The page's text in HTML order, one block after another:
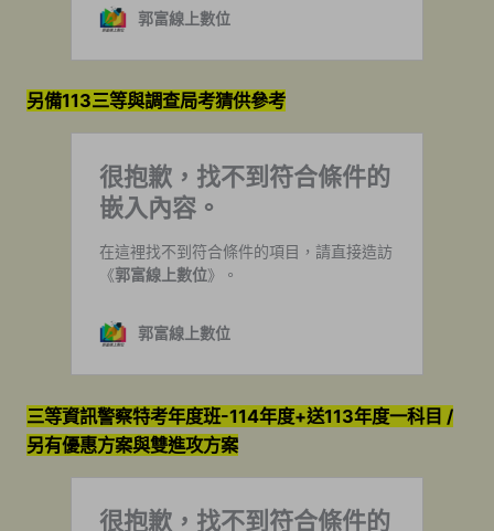
另備113三等與調查局考猜供參考
三等資訊警察特考年度班-114年度+送113年度一科目 /
另有優惠方案與雙進攻方案